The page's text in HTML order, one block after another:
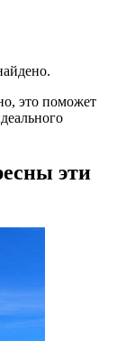
это поможет
эти